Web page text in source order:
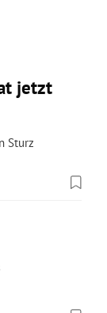
jetzt
Sturz